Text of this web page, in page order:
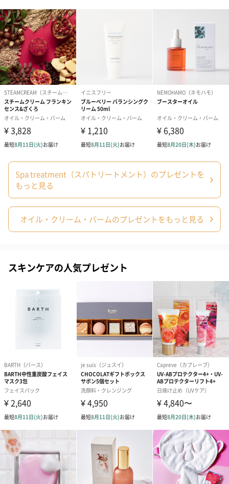
Spa treatment（スパトリートメント）のプレゼントを
もっと見る
オイル・クリーム・バームのプレゼントをもっと見る
スキンケアの人気プレゼント